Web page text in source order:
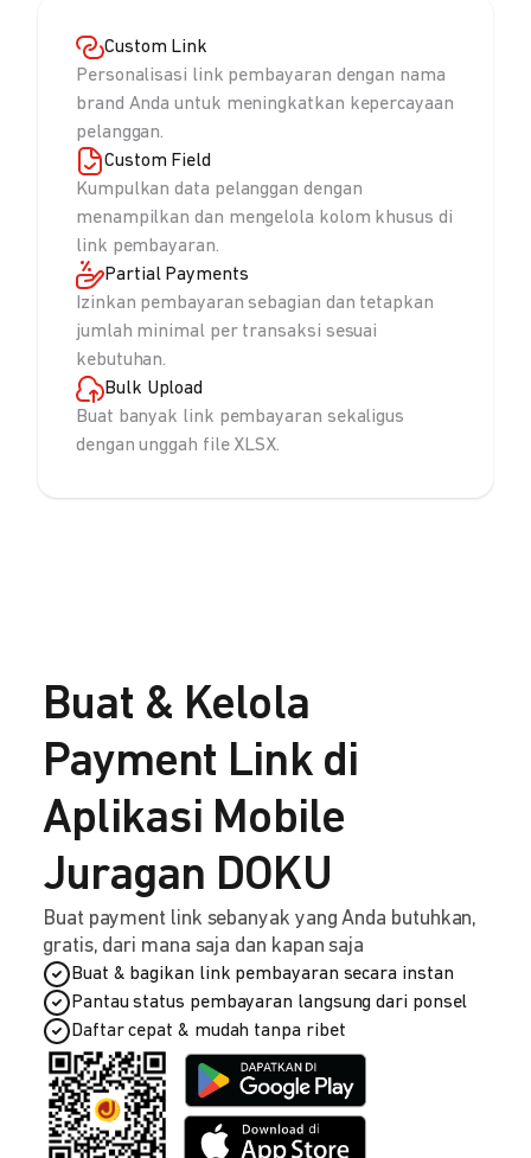
Custom Link
Personalisasi link pembayaran dengan nama
brand Anda untuk meningkatkan kepercayaan
pelanggan.
Custom Field
Kumpulkan data pelanggan dengan
menampilkan dan mengelola kolom khusus di
link pembayaran.
Partial Payments
Izinkan pembayaran sebagian dan tetapkan
jumlah minimal per transaksi sesuai
kebutuhan.
Bulk Upload
Buat banyak link pembayaran sekaligus
dengan unggah file XLSX.
Buat & Kelola
Payment Link di
Aplikasi Mobile
Juragan DOKU
Buat payment link sebanyak yang Anda butuhkan,
gratis, dari mana saja dan kapan saja
Buat & bagikan link pembayaran secara instan
Pantau status pembayaran langsung dari ponsel
Daftar cepat & mudah tanpa ribet